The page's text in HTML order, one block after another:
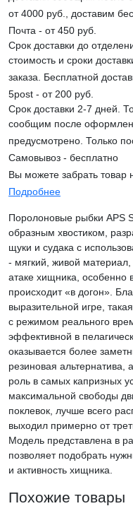
от 4000 руб., доставим
Почта - от 450 руб.
Срок доставки до
стоимость и сроки
заказа. Бесплатной
5post - от 200 руб.
Срок доставки 2-7 дней.
сообщим после
предусмотрено. Только
Самовывоз - бесплатно
Вы можете забрать товар
Подробнее
Поролоновые рыбки APS
образным хвостиком,
щуки и судака с
- мягкий, живой
атаке хищника, особенно
происходит «в догон».
выразительной игре,
с режимом реального
эффективной в
оказывается более
резиновая
роль в самых капризных
максимальной свободы
поклевок, лучше всего
выходил примерно от
Модель представлена в
позволяет подобрать
и активность хищника.
Похожие товары